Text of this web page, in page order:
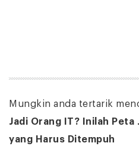
Mungkin anda tertarik
Jadi Orang IT? Inilah Peta
yang Harus Ditempuh